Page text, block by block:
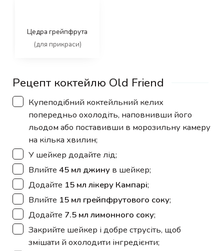
Цедра грейпфрута
(для прикраси)
Рецепт коктейлю Old Friend
▢
Купеподібний коктейльний келих
попередньо охолодіть, наповнивши його
льодом або поставивши в морозильну камеру
на кілька хвилин;
▢
У шейкер додайте лід;
▢
Влийте 45 мл джину в шейкер;
▢
Додайте 15 мл лікеру Кампарі;
▢
Влийте 15 мл грейпфрутового соку;
▢
Додайте 7.5 мл лимонного соку;
▢
Закрийте шейкер і добре струсіть, щоб
змішати й охолодити інгредієнти;